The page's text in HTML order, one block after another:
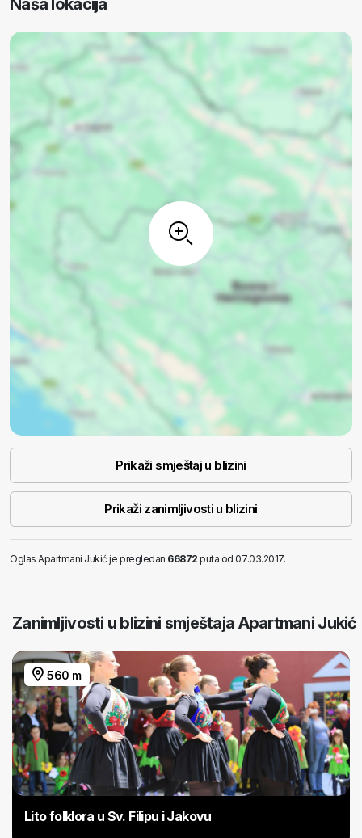
Naša lokacija
Prikaži smještaj u blizini
Prikaži zanimljivosti u blizini
Oglas Apartmani Jukić je pregledan 66872 puta od 07.03.2017.
Zanimljivosti u blizini smještaja Apartmani Jukić
560 m
Lito folklora u Sv. Filipu i Jakovu